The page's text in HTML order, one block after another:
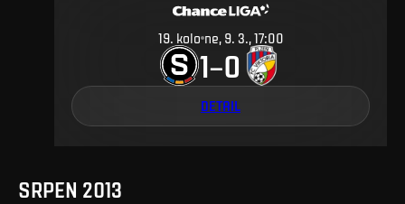
19. kolo ne, 9. 3., 17:00
1–0
DETAIL
SRPEN 2013